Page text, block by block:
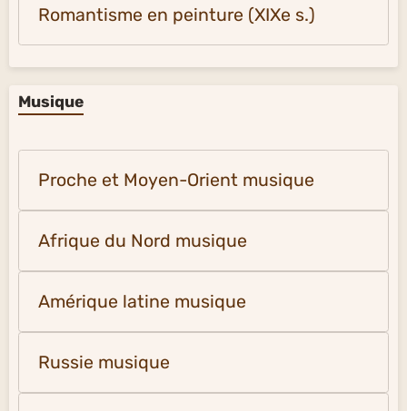
Romantisme en peinture (XIXe s.)
Musique
Proche et Moyen-Orient musique
Afrique du Nord musique
Amérique latine musique
Russie musique